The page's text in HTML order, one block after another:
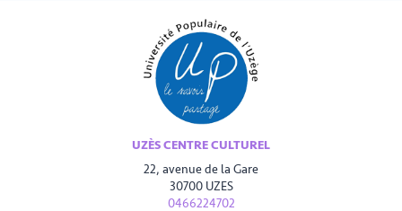
UZÈS CENTRE CULTUREL
22, avenue de la Gare
30700 UZES
0466224702